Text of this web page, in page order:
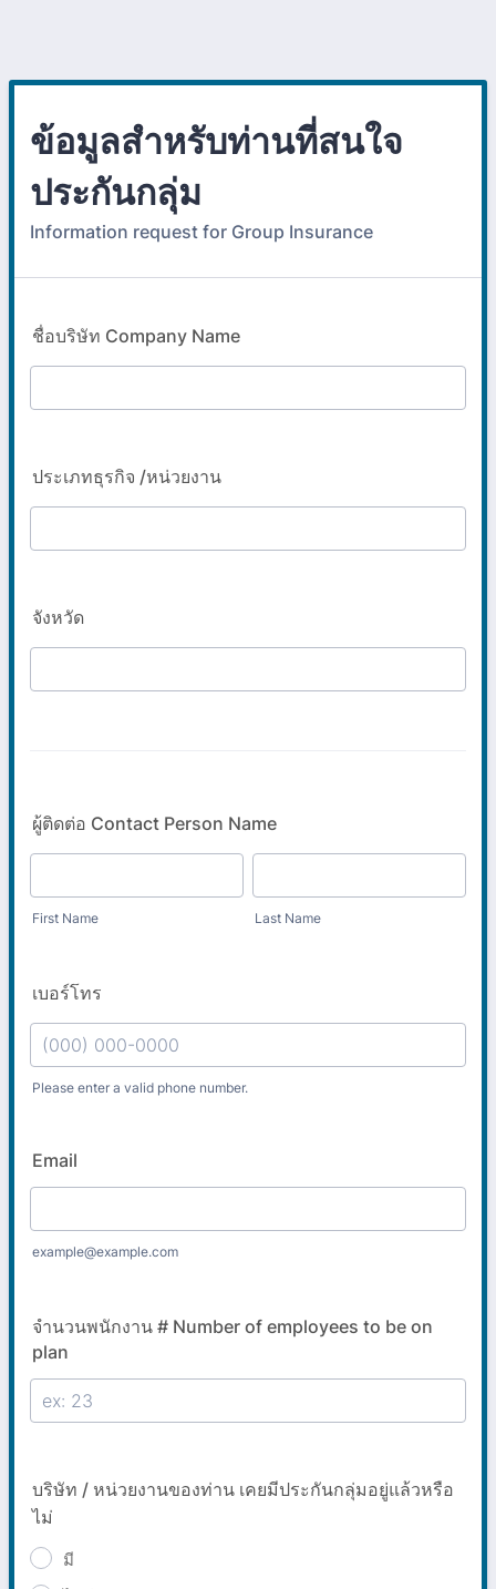
ข้อมูลสำหรับท่านที่สนใจ
ประกันกลุ่ม
Information request for Group Insurance
ชื่อบริษัท Company Name
ประเภทธุรกิจ /หน่วยงาน
จังหวัด
ผู้ติดต่อ Contact Person Name
First Name Last Name
เบอร์โทร
Please enter a valid phone number.
Email
example@example.com
จำนวนพนักงาน # Number of employees to be on
plan
บริษัท / หน่วยงานของท่าน เคยมีประกันกลุ่มอยู่แล้วหรือ
ไม่
มี